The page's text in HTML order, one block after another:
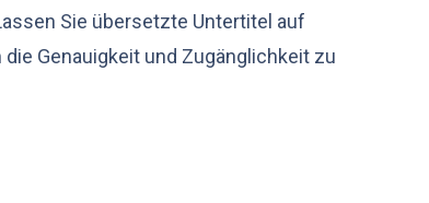
Sie übersetzte Untertitel auf
Genauigkeit und Zugänglichkeit zu